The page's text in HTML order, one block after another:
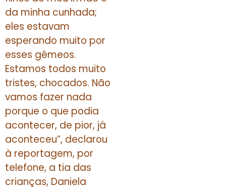
da minha cunhada;
eles estavam
esperando muito por
esses gêmeos.
Estamos todos muito
tristes, chocados. Não
vamos fazer nada
porque o que podia
acontecer, de pior, já
aconteceu”, declarou
à reportagem, por
telefone, a tia das
crianças, Daniela